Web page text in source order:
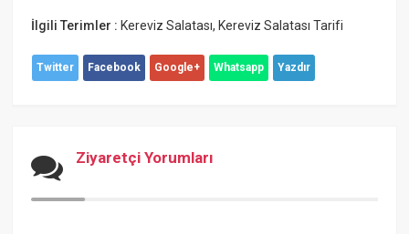
İlgili Terimler : Kereviz Salatası, Kereviz Salatası Tarifi
Twitter Facebook Google+ Whatsapp Yazdır
Ziyaretçi Yorumları